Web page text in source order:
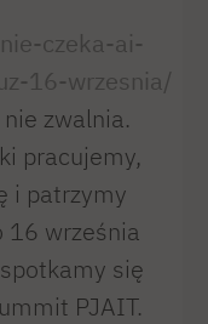
czeka-ai-
16-wrzesnia/
zwalnia.
pracujemy,
i patrzymy
16 września
się
PJAIT.